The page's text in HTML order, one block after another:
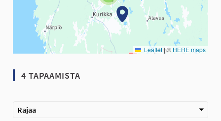
Leaflet|© HERE maps
4 TAPAAMISTA
Rajaa